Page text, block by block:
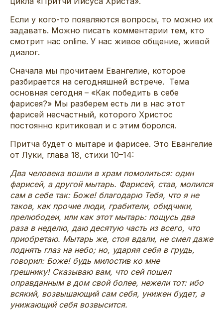
Если у кого-то появляются вопросы, то можно их
задавать. Можно писать комментарии тем, кто
смотрит нас online. У нас живое общение, живой
диалог.
Сначала мы прочитаем Евангелие, которое
разбирается на сегодняшней встрече. Тема
основная сегодня – «Как победить в себе
фарисея?» Мы разберем есть ли в нас этот
фарисей несчастный, которого Христос
постоянно критиковал и с этим боролся.
Притча будет о мытаре и фарисее. Это Евангелие
от Луки, глава 18, стихи 10–14:
Два человека вошли в храм помолиться: один
фарисей, а другой мытарь. Фарисей, став, молился
сам в себе так: Боже! благодарю Тебя, что я не
таков, как прочие люди, грабители, обидчики,
прелюбодеи, или как этот мытарь: пощусь два
раза в неделю, даю десятую часть из всего, что
приобретаю. Мытарь же, стоя вдали, не смел даже
поднять глаз на небо; но, ударяя себя в грудь,
говорил: Боже! будь милостив ко мне
грешнику! Сказываю вам, что сей пошел
оправданным в дом свой более, нежели тот: ибо
всякий, возвышающий сам себя, унижен будет, а
унижающий себя возвысится.